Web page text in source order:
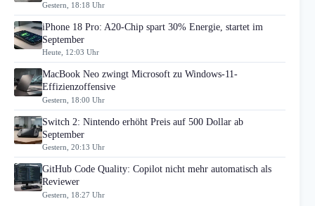
Gestern, 18:18 Uhr
iPhone 18 Pro: A20-Chip spart 30% Energie, startet im
September
Heute, 12:03 Uhr
MacBook Neo zwingt Microsoft zu Windows-11-
Effizienzoffensive
Gestern, 18:00 Uhr
Switch 2: Nintendo erhöht Preis auf 500 Dollar ab
September
Gestern, 20:13 Uhr
GitHub Code Quality: Copilot nicht mehr automatisch als
Reviewer
Gestern, 18:27 Uhr